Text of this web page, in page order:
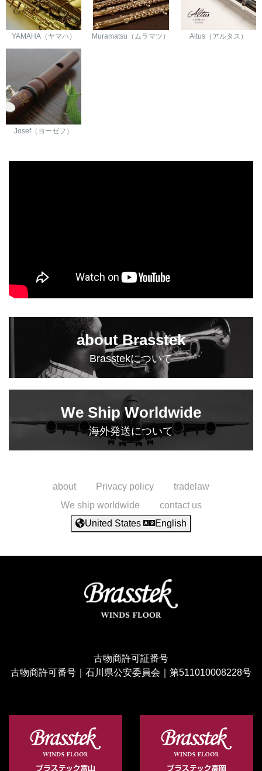
YAMAHA（ヤマハ） Muramatsu（ムラマツ） Altus（アルタス）
Josef（ヨーゼフ）
about Brasstek
Brasstekについて
We Ship Worldwide
海外発送について
about Privacy policy
tradelaw
We ship worldwide
contact us
United States
English
古物商許可証番号
古物商許可番号｜石川県公安委員会｜第511010008228号